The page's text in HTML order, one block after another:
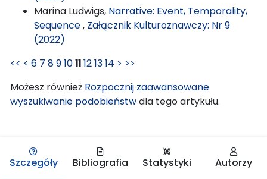
Marina Ludwigs, Narrative: Event, Temporality,
Sequence, Załącznik Kulturoznawczy: Nr 9
(2022)
<< < 6 7 891011121314 > >>
Możesz również Rozpocznij zaawansowane
wyszukiwanie podobieństwdla tego artykułu.
Szczegóły Bibliografia Statystyki Autorzy